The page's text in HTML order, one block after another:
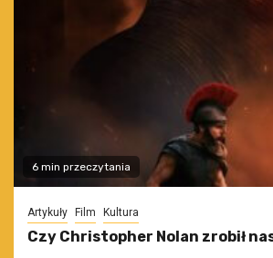
6 min przeczytania
Artykuły Film Kultura
Czy Christopher Nolan zrobił